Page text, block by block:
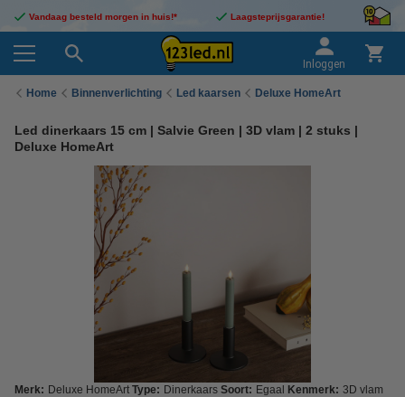
Vandaag besteld morgen in huis!* Laagsteprijsgarantie!
Inloggen
Home Binnenverlichting Led kaarsen Deluxe HomeArt
Led dinerkaars 15 cm | Salvie Green | 3D vlam | 2 stuks |
Deluxe HomeArt
Merk: Deluxe HomeArt Type: Dinerkaars Soort: Egaal Kenmerk: 3D vlam